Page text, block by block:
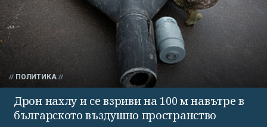
ПОЛИТИКА
Дрон нахлу и се взриви на 100 м навътре в
българското въздушно пространство